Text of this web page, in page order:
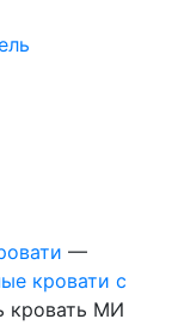
—
кровати с
кровать МИ